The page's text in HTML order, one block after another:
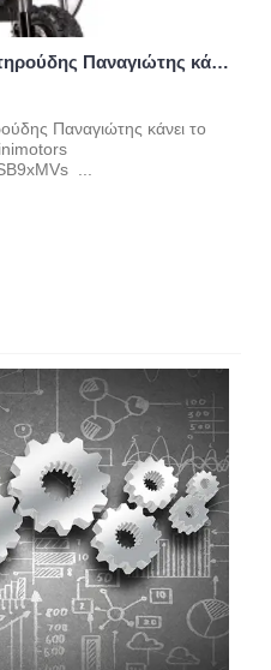
Wolf King 72v Kaabo Ο Σωτηρούδης Παναγιώτης κάνει το πρώτο review παγκοσμίως, minimotors version.
Παναγιώτης κάνει το
...